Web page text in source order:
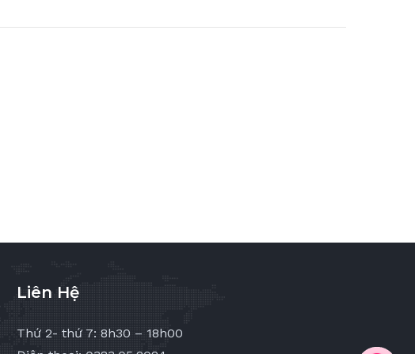
Liên Hệ
Thứ 2- thứ 7: 8h30 – 18h00